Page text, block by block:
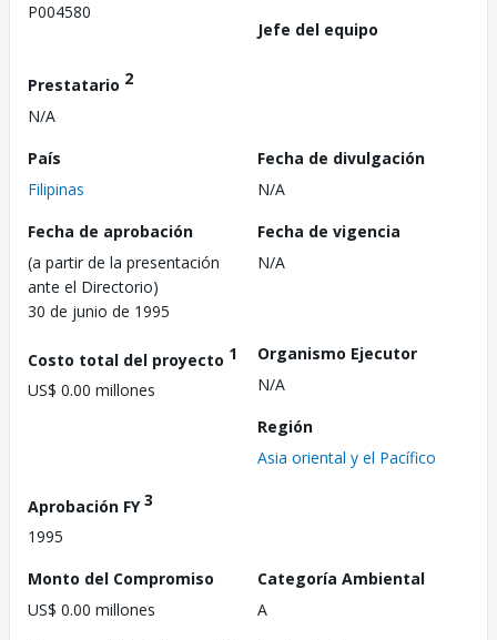
P004580
Jefe del equipo
Prestatario 2
N/A
País
Filipinas
Fecha de divulgación
N/A
Fecha de aprobación
(a partir de la presentación
ante el Directorio)
30 de junio de 1995
Fecha de vigencia
N/A
Costo total del proyecto 1
US$ 0.00 millones
Organismo Ejecutor
N/A
Región
Asia oriental y el Pacífico
Aprobación FY3
1995
Monto del Compromiso
US$ 0.00 millones
Categoría Ambiental
A